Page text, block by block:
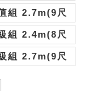
B款RED小紅竿超值組 2.7m(9尺
B款RED小紅竿升級組 2.4m(8尺
B款RED小紅竿升級組 2.7m(9尺